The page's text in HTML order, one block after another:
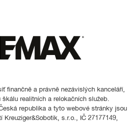
finančně a právně nezávislých kanceláří,
škálu realitních a relokačních služeb.
republika a tyto webové stránky jsou
s.r.o., IČ 27177149,